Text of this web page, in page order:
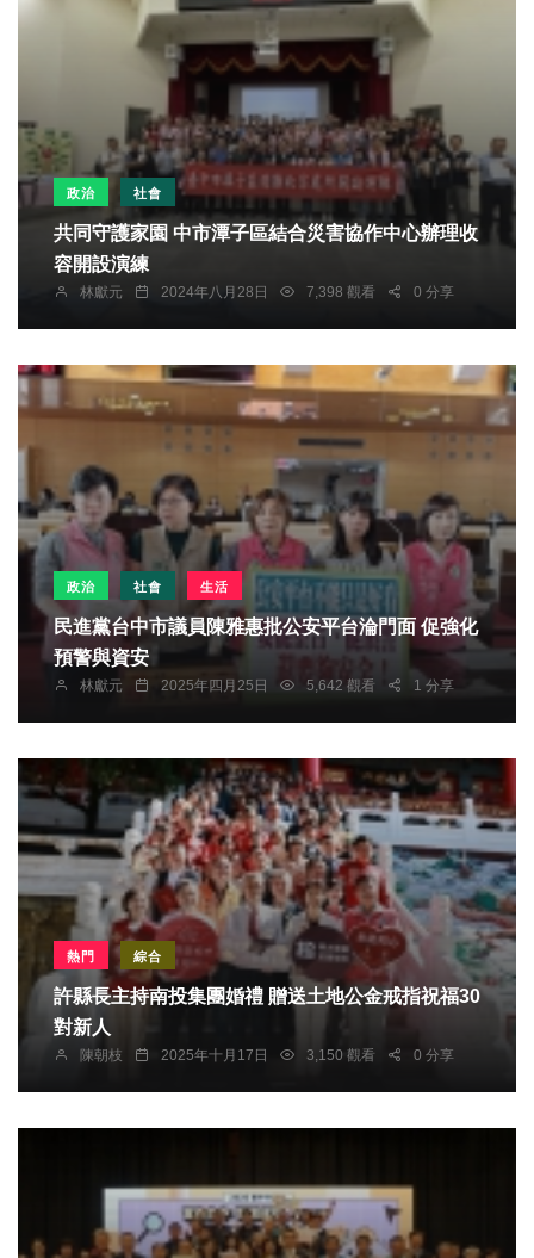
政治 社會
共同守護家園 中市潭子區結合災害協作中心辦理收
容開設演練
林獻元 2024年八月28日 7,398 觀看 0 分享
政治 社會 生活
民進黨台中市議員陳雅惠批公安平台淪門面 促強化
預警與資安
林獻元 2025年四月25日 5,642 觀看 1 分享
熱門 綜合
許縣長主持南投集團婚禮 贈送土地公金戒指祝福30
對新人
陳朝枝 2025年十月17日 3,150 觀看 0 分享